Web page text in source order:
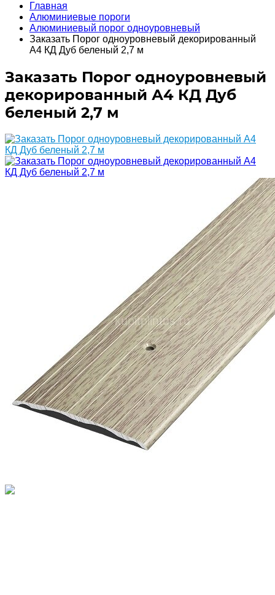
Главная
Алюминиевые пороги
Алюминиевый порог одноуровневый
Заказать Порог одноуровневый декорированный
А4 КД Дуб беленый 2,7 м
Заказать Порог одноуровневый
декорированный А4 КД Дуб
беленый 2,7 м